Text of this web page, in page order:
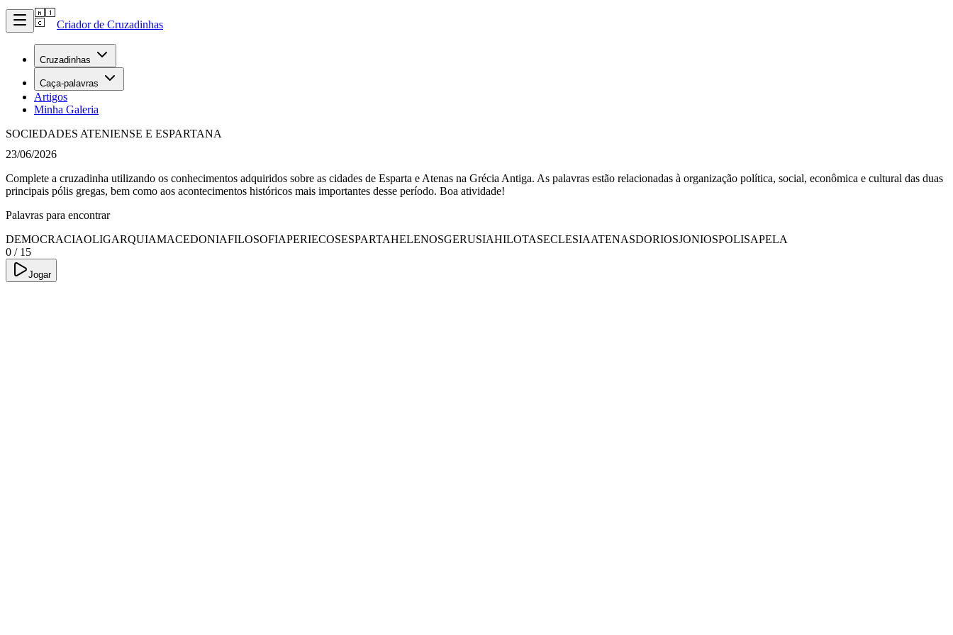
Criador de Cruzadinhas
Cruzadinhas
Caça-palavras
Artigos
Minha Galeria
SOCIEDADES ATENIENSE E ESPARTANA
23/06/2026
Complete a cruzadinha utilizando os conhecimentos adquiridos sobre as cidades de Esparta e Atenas na Grécia Antiga. As palavras estão relacionadas à organização política, social, econômica e cultural das duas
principais pólis gregas, bem como aos acontecimentos históricos mais importantes desse período. Boa atividade!
Palavras para encontrar
DEMOCRACIAOLIGARQUIAMACEDONIAFILOSOFIAPERIECOSESPARTAHELENOSGERUSIAHILOTASECLESIAATENASDORIOSJONIOSPOLISAPELA
0 / 15
Jogar